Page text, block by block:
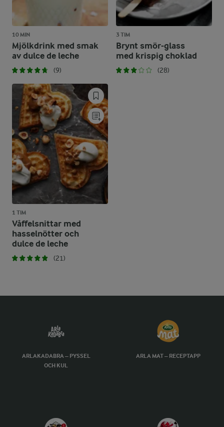
10 MIN
Mjölkdrink med smak
av dulce de leche
(9)
3 TIM
Brynt smör-glass
med krispig choklad
(28)
1 TIM
Våffelsnittar med
hasselnötter och
dulce de leche
(21)
ARLAKADABRA – PYSSEL
OCH KUL
ARLA MAT – RECEPTAPP